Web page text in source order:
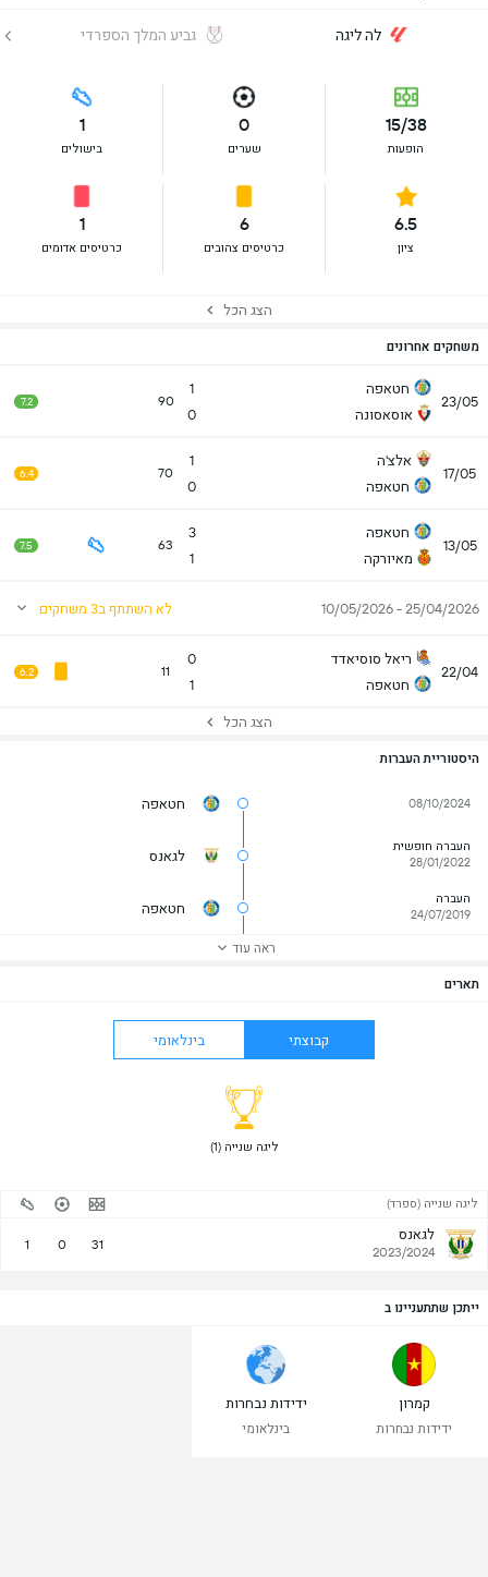
לה ליגה גביע המלך הספרדי
15/38
הופעות
0
שערים
1
בישולים
6.5
ציון
6
כרטיסים צהובים
1
כרטיסים אדומים
הצג הכל
משחקים אחרונים
23/05
חטאפה
אוסאסונה
1
0
90
7.2
17/05
אלצ'ה
חטאפה
1
0
70
6.4
13/05
חטאפה
מאיורקה
3
1
63
7.5
25/04/2026 - 10/05/2026 לא השתתף ב3 משחקים
22/04
ריאל סוסיאדד
חטאפה
0
1
11
6.2
הצג הכל
היסטוריית העברות
08/10/2024 חטאפה
העברה חופשית
28/01/2022
לגאנס
העברה
24/07/2019
חטאפה
ראה עוד
תארים
קבוצתי בינלאומי
ליגה שנייה (1)
ליגה שנייה (ספרד)
לגאנס
2023/2024
31
0
1
ייתכן שתתעניינו ב
קמרון
ידידות נבחרות
ידידות נבחרות
בינלאומי